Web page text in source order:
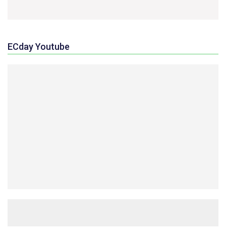
ECday Youtube